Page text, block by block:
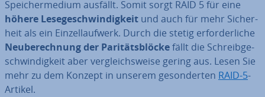
Spei­cher­me­di­um ausfällt. Somit sorgt RAID 5 für eine
höhere Le­se­ge­schwin­dig­keit und auch für mehr Si­cher­
heit als ein Ein­zel­lauf­werk. Durch die stetig er­for­der­li­che
Neu­be­rech­nung der Pa­ri­täts­blö­ckefällt die Schreib­ge­
schwin­dig­keit aber ver­gleichs­wei­se gering aus. Lesen Sie
mehr zu dem Konzept in unserem ge­son­der­ten RAID-5-
Artikel.